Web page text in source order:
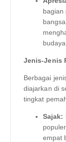
bagian
Jenis-Jenis
Berbagai
diajarkan di
tingkat
Sajak:
empat